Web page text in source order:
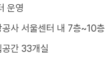
운영
공사 서울센터 내 7층~10층
공간 33개실